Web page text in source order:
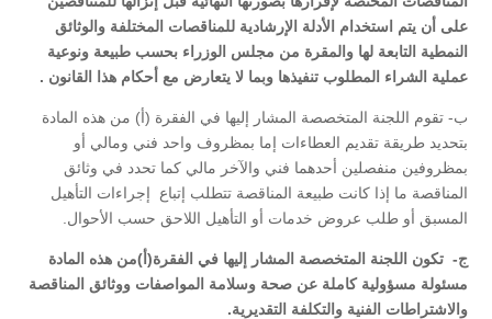
على أن يتم استخدام الأدلة الإرشادية للمناقصات المختلفة والوثائق
النمطية التابعة لها والمقرة من مجلس الوزراء بحسب طبيعة ونوعية
عملية الشراء المطلوب تنفيذها وبما لا يتعارض مع أحكام هذا القانون .
ب- تقوم اللجنة المتخصصة المشار إليها في الفقرة (أ) من هذه المادة
بتحديد طريقة تقديم العطاءات إما بمظروف واحد فني ومالي أو
بمظروفين منفصلين أحدهما فني والآخر مالي كما تحدد في وثائق
المناقصة ما إذا كانت طبيعة المناقصة تتطلب إتباع إجراءات التأهيل
المسبق أو طلب عروض خدمات أو التأهيل اللاحق حسب الأحوال.
ج- تكون اللجنة المتخصصة المشار إليها في الفقرة(أ)من هذه المادة
مسئولة مسؤولية كاملة عن صحة وسلامة المواصفات ووثائق المناقصة
والاشتراطات الفنية والتكلفة التقديرية.